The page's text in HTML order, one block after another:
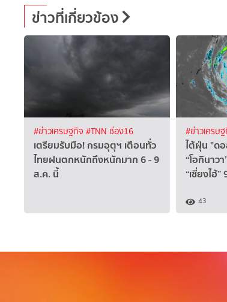
ข่าวที่เกี่ยวข้อง
#ข่าวเศรษฐกิจ #TNN ช่อง16
เตรียมรับมือ! กรมอุตุฯ เตือนทั่ว
ไทยฝนตกหนักถึงหนักมาก 6 - 9
ส.ค. นี้
#ข่าวเศรษ
ไต้ฝุ่น "ด
“โอกินา
“เซี่ยงไฮ้
43